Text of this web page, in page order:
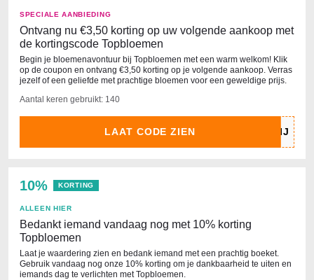
SPECIALE AANBIEDING
Ontvang nu €3,50 korting op uw volgende aankoop met
de kortingscode Topbloemen
Begin je bloemenavontuur bij Topbloemen met een warm welkom! Klik
op de coupon en ontvang €3,50 korting op je volgende aankoop. Verras
jezelf of een geliefde met prachtige bloemen voor een geweldige prijs.
Aantal keren gebruikt: 140
LAAT CODE ZIEN
10% KORTING
ALLEEN HIER
Bedankt iemand vandaag nog met 10% korting
Topbloemen
Laat je waardering zien en bedank iemand met een prachtig boeket.
Gebruik vandaag nog onze 10% korting om je dankbaarheid te uiten en
iemands dag te verlichten met Topbloemen.